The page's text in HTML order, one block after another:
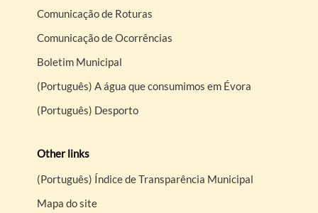
Comunicação de Roturas
Comunicação de Ocorrências
Boletim Municipal
(Português) A água que consumimos em Évora
(Português) Desporto
Other links
(Português) Índice de Transparência Municipal
Mapa do site